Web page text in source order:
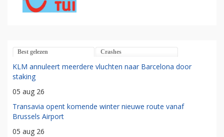
Best gelezen Crashes
KLM annuleert meerdere vluchten naar Barcelona door
staking
05 aug 26
Transavia opent komende winter nieuwe route vanaf
Brussels Airport
05 aug 26